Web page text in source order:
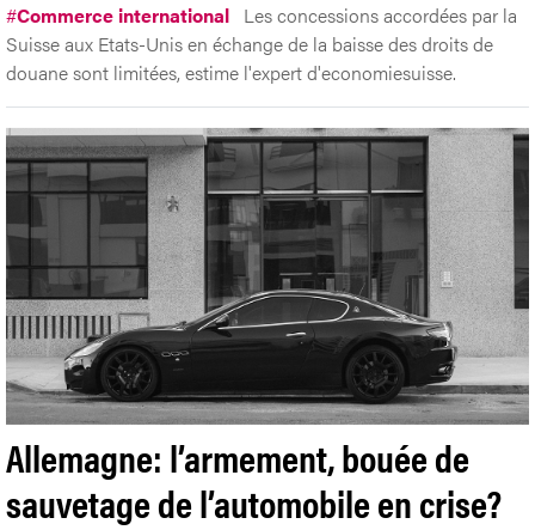
#Commerce international Les concessions accordées par la
Suisse aux Etats-Unis en échange de la baisse des droits de
douane sont limitées, estime l'expert d'economiesuisse.
Allemagne: l’armement, bouée de
sauvetage de l’automobile en crise?